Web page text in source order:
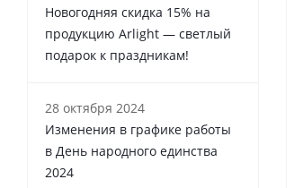
Новогодняя скидка 15% на
продукцию Arlight — светлый
подарок к праздникам!
28 октября 2024
Изменения в графике работы
в День народного единства
2024